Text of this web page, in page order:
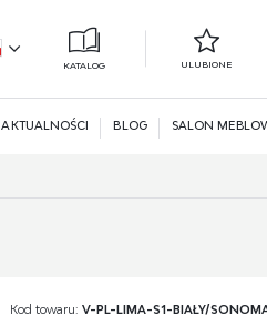
KATALOG ULUBIONE
AKTUALNOŚCI BLOG SALON
Kod towaru: V-PL-LIMA-S1-BIAŁY/